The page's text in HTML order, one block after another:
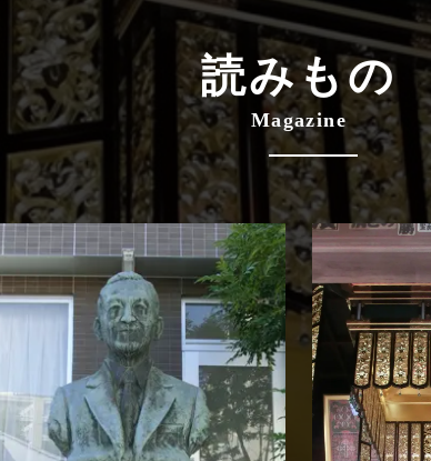
読みもの
Magazine